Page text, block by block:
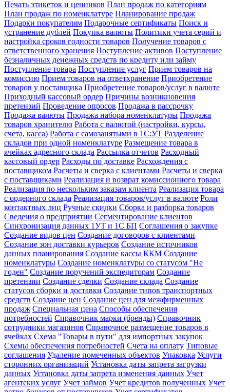
Печать этикеток и ценников План продаж по категориям
План продаж по номенклатуре Планирование продаж
Подарки покупателям Подарочные сертификаты Поиск и
устранение дублей Покупка валюты Политики учета серий и
настройка сроков годности товаров Получение товаров с
ответственного хранения Поступление активов Поступление
безналичных денежных средств по кредиту или займу
Поступление товара Поступление услуг Прием товаров на
комиссию Прием товаров на ответхранение Приобретение
товаров у поставщика Приобретение товаров/услуг в валюте
Приходный кассовый ордер Причины возникновения
претензий Проведение опросов Продажа в рассрочку
Продажа валюты Продажа набора номенклатуры Продажа
товаров хранителю Работа с валютой (настройки, курсы,
счета, касса) Работа с самозанятыми в 1С:УТ Разделение
складов при одной номенклатуре Размещение товара в
ячейках адресного склада Рассылка отчетов Расходный
кассовый ордер Расходы по доставке Расхождения с
поставщиком Расчеты и сверка с клиентами Расчеты и сверка
с поставщиками Реализация и возврат комиссионного товара
Реализация по нескольким заказам клиента Реализация товара
с ордерного склада Реализация товаров/услуг в валюте Роли
контактных лиц Ручные скидки Сборка и разборка товаров
Сведения о предприятии Сегментирование клиентов
Синхронизация данных 1УТ и 1С БП Соглашения о закупке
Создание видов цен Создание договоров с клиентами
Создание зон доставки курьеров Создание источников
данных планирования Создание кассы ККМ Создание
номенклатуры Создание номенклатуры со статусом "Не
годен" Создание поручений экспедиторам Создание
претензии Создание сделки Создание склада Создание
статусов сборки и доставки Создание типов транспортных
средств Создание цен Создание цен для межфирменных
продаж Специальная цена Способы обеспечения
потребностей Справочник марки (бренды) Справочник
сотрудники магазинов Справочное размещение товаров в
ячейках Схема "Товары в пути" для импортных закупок
Схемы обеспечения потребностей Счета на оплату Типовые
соглашения Удаление помеченных объектов Упаковка Услуги
сторонних организаций Установка даты запрета загрузки
данных Установка даты запрета изменения данных Учет
агентских услуг Учет займов Учет кредитов полученных Учет